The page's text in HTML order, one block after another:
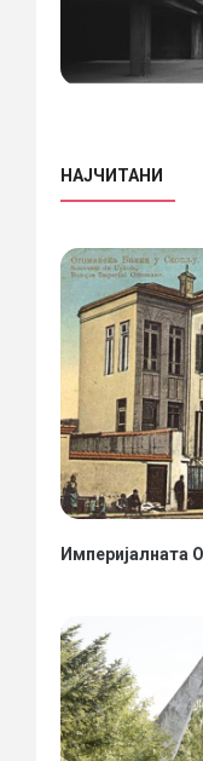
НАЈЧИТАНИ
Империјалната